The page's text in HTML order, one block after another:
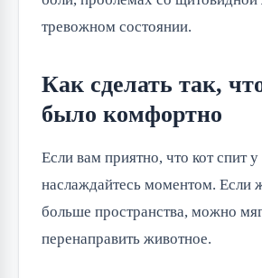
тревожном состоянии.
Как сделать так,
было комфортно
Если вам приятно, что кот спит
наслаждайтесь моментом. Если
больше пространства, можно
перенаправить животное.